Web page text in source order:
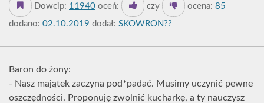
Dowcip: 11940 oceń: czy ocena: 85
dodano: 02.10.2019 dodał: SKOWRON??
Baron do żony:
- Nasz majątek zaczyna pod*padać. Musimy uczynić pewne
oszczędności. Proponuję zwolnić kucharkę, a ty nauczysz